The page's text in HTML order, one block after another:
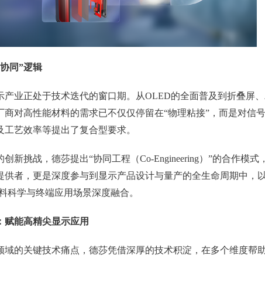
同”逻辑
产业正处于技术迭代的窗口期。从OLED的全面普及到折叠屏
商对高性能材料的需求已不仅仅停留在“物理粘接”，而是对信号
艺效率等提出了复合型要求。
创新挑战，德莎提出“协同工程（Co-Engineering）”的合作模式
供者，更是深度参与到显示产品设计与量产的全生命周期中，
科学与终端应用场景深度融合。
赋能高精尖显示应用
域的关键技术痛点，德莎凭借深厚的技术积淀，在多个维度帮